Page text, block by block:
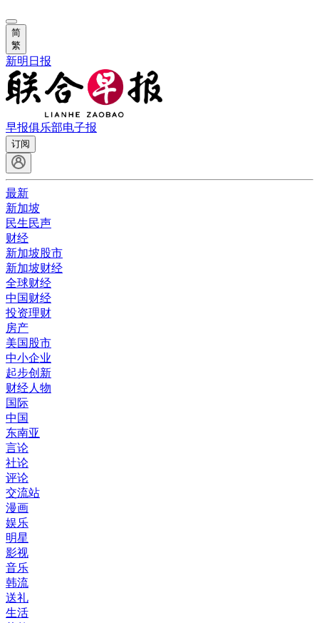
简
繁
新明日报
早报俱乐部电子报
订阅
最新
新加坡
民生民声
财经
新加坡股市
新加坡财经
全球财经
中国财经
投资理财
房产
美国股市
中小企业
起步创新
财经人物
国际
中国
东南亚
言论
社论
评论
交流站
漫画
娱乐
明星
影视
音乐
韩流
送礼
生活